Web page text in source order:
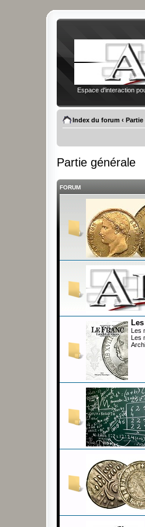
Espace d'interaction
Index du forum ‹ Partie
Partie générale
FORUM
Les
Les